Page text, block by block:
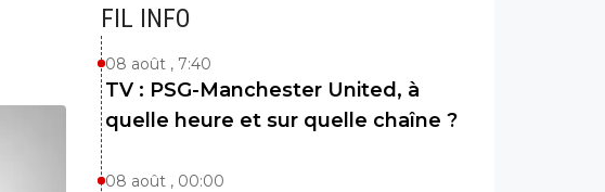
FIL INFO
08 août , 7:40
TV : PSG-Manchester United, à
quelle heure et sur quelle chaîne ?
08 août , 00:00